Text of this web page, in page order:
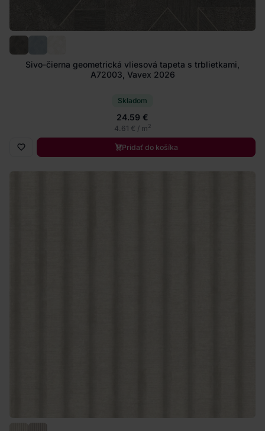
Sivo-čierna geometrická vliesová tapeta s trblietkami,
A72003, Vavex 2026
Skladom
24.59 €
4.61 € / m2
Pridať do košíka